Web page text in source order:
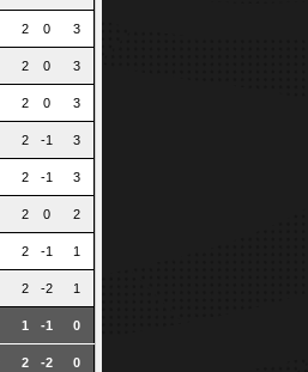
2 0 3
2 0 3
2 0 3
2 -1 3
2 -1 3
2 0 2
2 -1 1
2 -2 1
1 -1 0
2 -2 0